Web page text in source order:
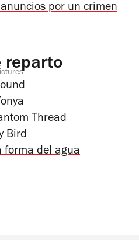
anuncios por un crimen
reparto
Thread
Bird
forma del agua